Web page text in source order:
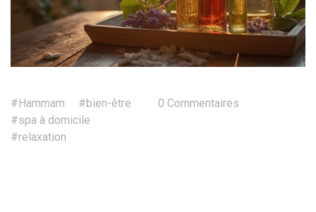
#Hammam
#bien-être
#spa à domicile
#relaxation
0 Commentaires